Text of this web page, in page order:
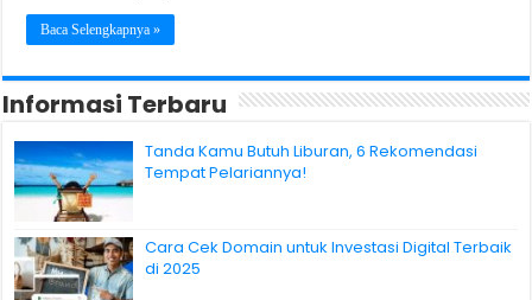
Baca Selengkapnya »
Informasi Terbaru
Tanda Kamu Butuh Liburan, 6 Rekomendasi
Tempat Pelariannya!
Cara Cek Domain untuk Investasi Digital Terbaik
di 2025